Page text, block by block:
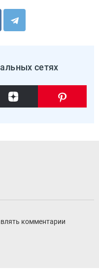
сетях
комментарии